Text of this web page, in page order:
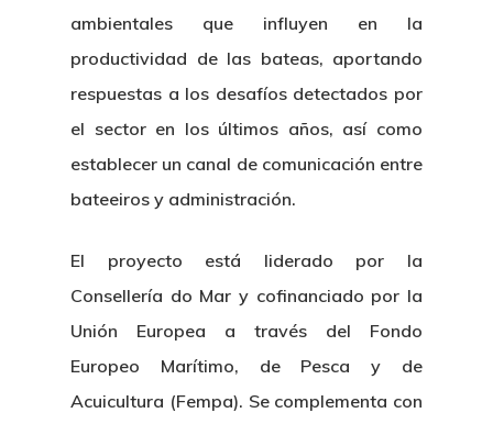
ambientales que influyen en la
productividad de las bateas, aportando
respuestas a los desafíos detectados por
el sector en los últimos años, así como
establecer un canal de comunicación entre
bateeiros y administración.
El proyecto está liderado por la
Consellería do Mar y cofinanciado por la
Unión Europea a través del Fondo
Europeo Marítimo, de Pesca y de
Acuicultura (Fempa). Se complementa con